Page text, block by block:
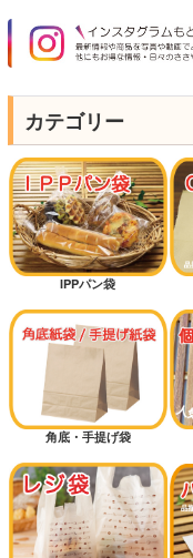
カテゴリー
IPPパン袋
角底・手提げ袋